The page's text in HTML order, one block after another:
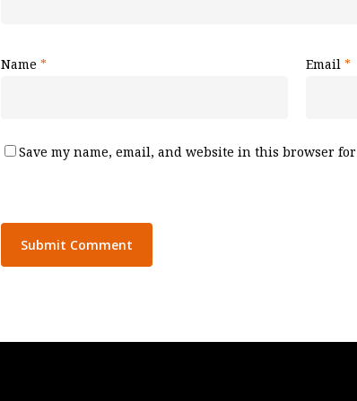
Name * Email *
Save my name, email, and website in this browser